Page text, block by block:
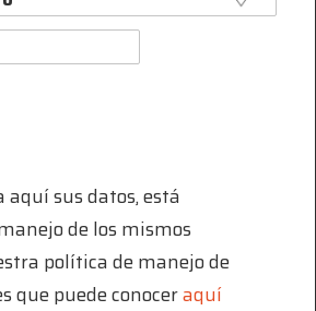
sus datos, está
de los mismos
política de manejo de
que puede conoceraquí